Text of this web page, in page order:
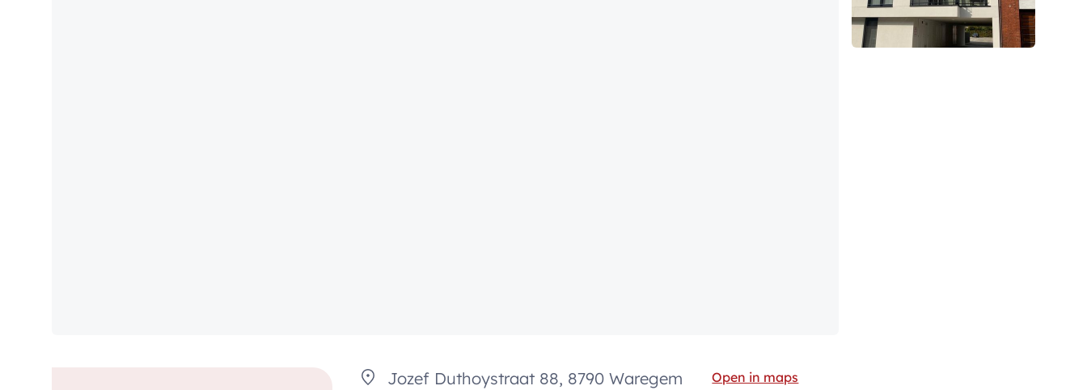
Jozef Duthoystraat 88, 8790 Waregem Open in maps